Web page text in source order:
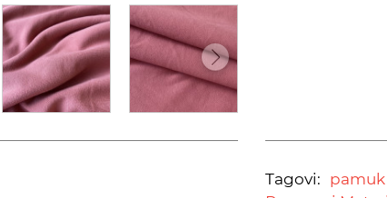
Tagovi: